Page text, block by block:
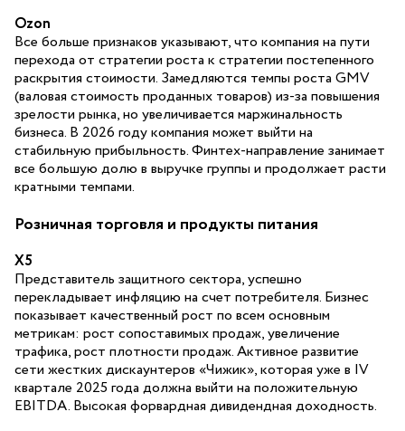
Ozon
Все больше признаков указывают, что компания на пути
перехода от стратегии роста к стратегии постепенного
раскрытия стоимости. Замедляются темпы роста GMV
(валовая стоимость проданных товаров) из-за повышения
зрелости рынка, но увеличивается маржинальность
бизнеса. В 2026 году компания может выйти на
стабильную прибыльность. Финтех-направление занимает
все большую долю в выручке группы и продолжает расти
кратными темпами.
Розничная торговля и продукты питания
X5
Представитель защитного сектора, успешно
перекладывает инфляцию на счет потребителя. Бизнес
показывает качественный рост по всем основным
метрикам: рост сопоставимых продаж, увеличение
трафика, рост плотности продаж. Активное развитие
сети жестких дискаунтеров «Чижик», которая уже в IV
квартале 2025 года должна выйти на положительную
ЕBITDA. Высокая форвардная дивидендная доходность.